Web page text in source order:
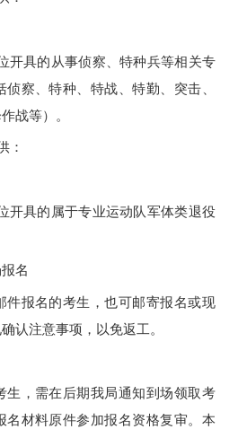
具的从事侦察、特种兵等相关专
察、特种、特战、特勤、突击、
战等）。
：
具的属于专业运动队军体类退役
名
报名的考生，也可邮寄报名或现
认注意事项，以免返工。
，需在后期我局通知到场领取考
名材料原件参加报名资格复审。本